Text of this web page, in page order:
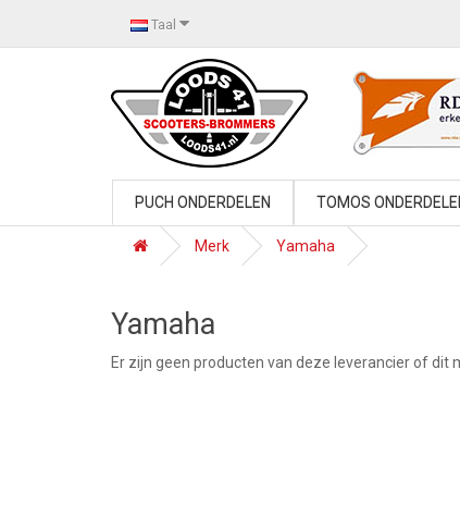
Taal
PUCH ONDERDELEN TOMOS
Merk Yamaha
Yamaha
Er zijn geen producten van deze leverancier of dit